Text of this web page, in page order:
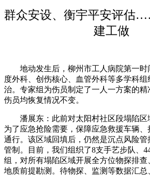
群众安设、衡宇平安评估
建工做
地动发生后，柳州市工人病院第一时
度外科、创伤核心、血管外科等多学科
治。专家组为伤员制定了一人一方案的
伤员均恢复情况不变。
潘展东：此前对太阳村社区段塌陷区
为了应急抢险需要，保障应急救援车辆
通行。该区域回填后，仍然是沉点风险管
管制。目前，我们组织了8支手艺步队、
组，对所有塌陷区域开展全方位物探排查
地质前提勘测。待物探、监测等数据汇